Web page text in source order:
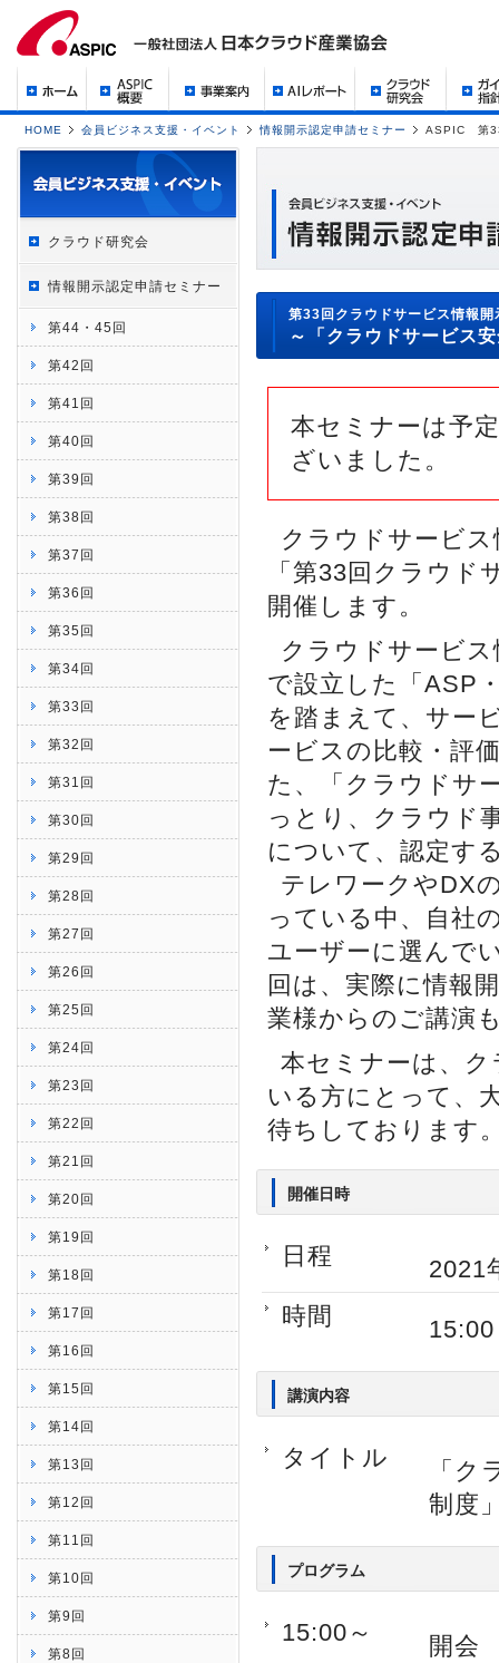
HOME 会員ビジネス支援・イベント 情報開示認定申請セミナー ASPIC 第33
クラウド研究会
情報開示認定申請セミナー
第44・45回
第42回
第41回
第40回
第39回
第38回
第37回
第36回
第35回
第34回
第33回
第32回
第31回
第30回
第29回
第28回
第27回
第26回
第25回
第24回
第23回
第22回
第21回
第20回
第19回
第18回
第17回
第16回
第15回
第14回
第13回
第12回
第11回
第10回
第9回
第8回
第33回クラウドサービス情報
～「クラウドサービス
本セミナーは予
ざいました。
クラウドサービ
「第33回クラウ
開催します。
クラウドサービ
で設立した「ASP
を踏まえて、サー
ービスの比較・評
た、「クラウドサ
っとり、クラウド
について、認定す
テレワークやDX
っている中、自社
ユーザーに選んで
回は、実際に情報
業様からのご講演
本セミナーは、
いる方にとって、
待ちしております
開催日時
日程
2021
時間
講演内容
タイトル
「
制度
プログラム
15:00～
開会